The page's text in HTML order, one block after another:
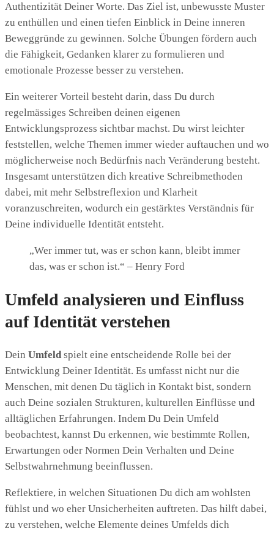
Authentizität Deiner Worte. Das Ziel ist, unbewusste Muster
zu enthüllen und einen tiefen Einblick in Deine inneren
Beweggründe zu gewinnen. Solche Übungen fördern auch
die Fähigkeit, Gedanken klarer zu formulieren und
emotionale Prozesse besser zu verstehen.
Ein weiterer Vorteil besteht darin, dass Du durch
regelmässiges Schreiben deinen eigenen
Entwicklungsprozess sichtbar machst. Du wirst leichter
feststellen, welche Themen immer wieder auftauchen und wo
möglicherweise noch Bedürfnis nach Veränderung besteht.
Insgesamt unterstützen dich kreative Schreibmethoden
dabei, mit mehr Selbstreflexion und Klarheit
voranzuschreiten, wodurch ein gestärktes Verständnis für
Deine individuelle Identität entsteht.
„Wer immer tut, was er schon kann, bleibt immer
das, was er schon ist.“ – Henry Ford
Umfeld analysieren und Einfluss
auf Identität verstehen
Dein Umfeldspielt eine entscheidende Rolle bei der
Entwicklung Deiner Identität. Es umfasst nicht nur die
Menschen, mit denen Du täglich in Kontakt bist, sondern
auch Deine sozialen Strukturen, kulturellen Einflüsse und
alltäglichen Erfahrungen. Indem Du Dein Umfeld
beobachtest, kannst Du erkennen, wie bestimmte Rollen,
Erwartungen oder Normen Dein Verhalten und Deine
Selbstwahrnehmung beeinflussen.
Reflektiere, in welchen Situationen Du dich am wohlsten
fühlst und wo eher Unsicherheiten auftreten. Das hilft dabei,
zu verstehen, welche Elemente deines Umfelds dich